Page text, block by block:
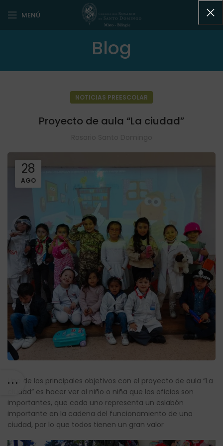
MENÚ
Blog
NOTICIAS PREESCOLAR
Proyecto de aula “La ciudad”
28
AGO
Uno de los principales objetivos con el proyecto de aula “La
ciudad” es hacer ver al niño o niña que los oficios son
importantes, que cada uno representa un eslabón
importante en la cadena del funcionamiento de una
ciudad, por lo que todos tienen un gran valor